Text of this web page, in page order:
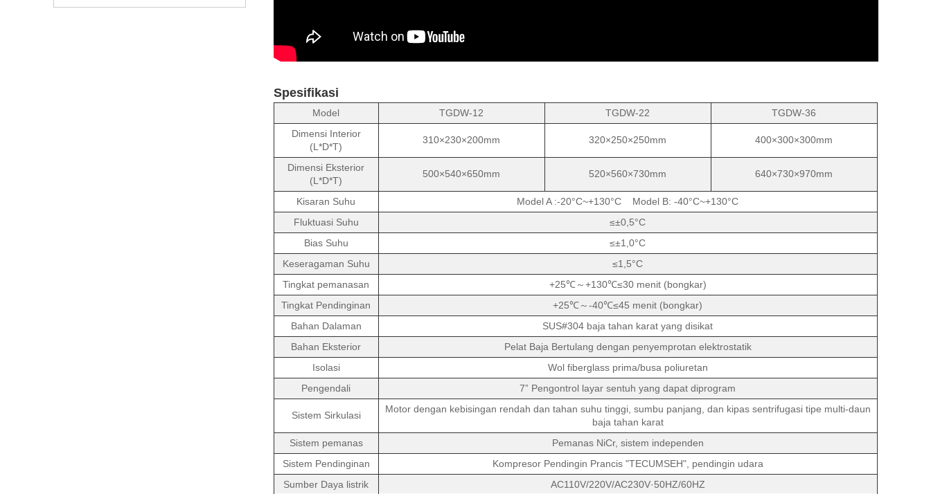
Spesifikasi
Model TGDW-12 TGDW-22
TGDW-36
Dimensi Interior
(L*D*T)
310×230×200mm 320×250×250mm 400×300×300mm
Dimensi Eksterior
(L*D*T)
500×540×650mm 520×560×730mm 640×730×970mm
Kisaran Suhu
Model A :-20°C~+130°C Model B: -40°C~+130°C
Fluktuasi Suhu
≤±0,5°C
Bias Suhu
≤±1,0°C
Keseragaman Suhu
≤1,5°C
Tingkat pemanasan
+25℃～+130℃≤30 menit (bongkar)
Tingkat Pendinginan
+25℃～-40℃≤45 menit (bongkar)
Bahan Dalaman
SUS#304 baja tahan karat yang disikat
Bahan Eksterior
Pelat Baja Bertulang dengan penyemprotan elektrostatik
Isolasi
Wol fiberglass prima/busa poliuretan
Pengendali
7” Pengontrol layar sentuh yang dapat diprogram
Sistem Sirkulasi
Motor dengan kebisingan rendah dan tahan suhu tinggi, sumbu panjang, dan kipas sentrifugasi tipe multi-daun
baja tahan karat
Sistem pemanas
Pemanas NiCr, sistem independen
Sistem Pendinginan
Kompresor Pendingin Prancis "TECUMSEH", pendingin udara
Sumber Daya listrik
AC110V/220V/AC230V·50HZ/60HZ